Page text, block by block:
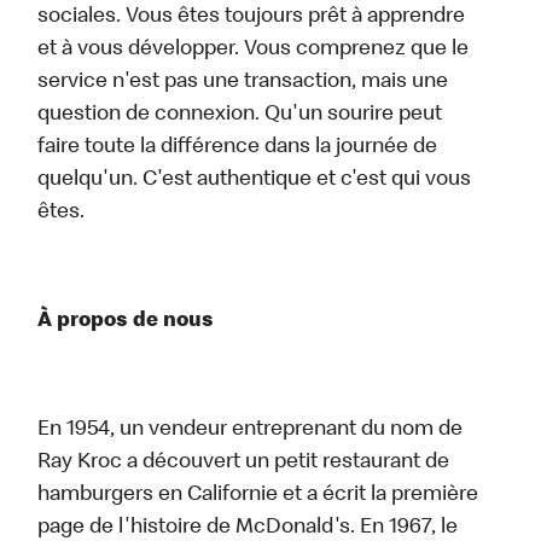
sociales. Vous êtes toujours prêt à apprendre
et à vous développer. Vous comprenez que le
service n'est pas une transaction, mais une
question de connexion. Qu'un sourire peut
faire toute la différence dans la journée de
quelqu'un. C'est authentique et c'est qui vous
êtes.
À propos de nous
En 1954, un vendeur entreprenant du nom de
Ray Kroc a découvert un petit restaurant de
hamburgers en Californie et a écrit la première
page de l'histoire de McDonald's. En 1967, le